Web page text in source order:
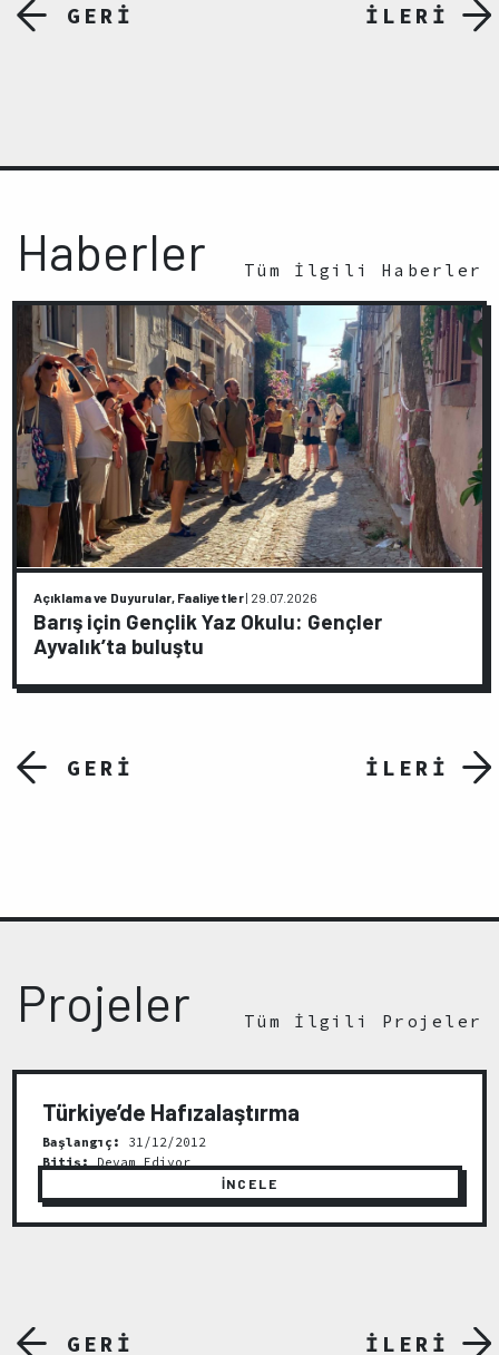
GERİ İLERİ
Haberler Tüm İlgili Haberler
GERİ
Açıklama ve Duyurular, Faaliyetler| 29.07.2026
Barış için Gençlik Yaz Okulu: Gençler
Ayvalık’ta buluştu
İLERİ
Projeler Tüm İlgili Projeler
GERİ
Türkiye’de Hafızalaştırma
Başlangıç:
31/12/2012
Bitiş:
Devam Ediyor
İNCELE
İLERİ